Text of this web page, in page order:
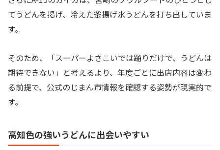
てうどんを掲げ、冷えた釜揚げ氷うどんを打ち出していま
す。
そのため、「スーパーよさこいでは踊りだけで、うどんは
期待できない」と考えるより、年度ごとに出店内容は変わ
る前提で、公式のじまん市情報を確認する姿勢が現実的で
す。
高知色の強いうどんに出会いやすい